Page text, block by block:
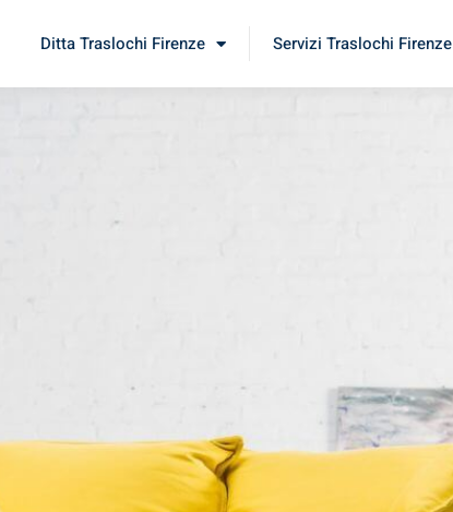
Ditta Traslochi Firenze Servizi Traslochi Firenze